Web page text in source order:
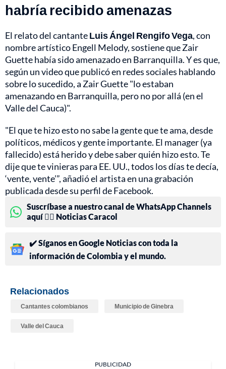
habría recibido amenazas
El relato del cantanteLuis Ángel Rengifo Vega, con
nombre artístico Engell Melody, sostiene que Zair
Guette había sido amenazado en Barranquilla. Y es que,
según un video que publicó en redes sociales hablando
sobre lo sucedido, a Zair Guette "lo estaban
amenazando en Barranquilla, pero no por allá (en el
Valle del Cauca)".
"El que te hizo esto no sabe la gente que te ama, desde
políticos, médicos y gente importante. El manager (ya
fallecido) está herido y debe saber quién hizo esto. Te
dije que te vinieras para EE. UU., todos los días te decía,
‘vente, vente’”, añadió el artista en una grabación
publicada desde su perfil de Facebook.
Suscríbase a nuestro canal de WhatsApp Channels
aquí 👉🏻 Noticias Caracol
✔️ Síganos en Google Noticias con toda la
información de Colombia y el mundo.
Relacionados
Cantantes colombianos Municipio de Ginebra
Valle del Cauca
PUBLICIDAD